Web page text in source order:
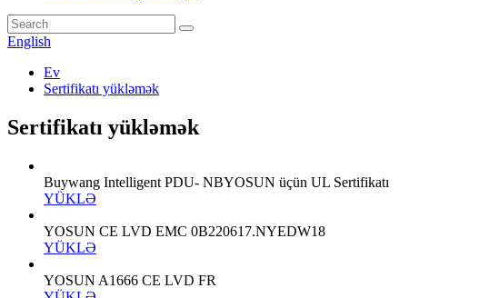
English
Ev
Sertifikatı yükləmək
Sertifikatı yükləmək
Buywang Intelligent PDU- NBYOSUN üçün UL Sertifikatı
YÜKLƏ
YOSUN CE LVD EMC 0B220617.NYEDW18
YÜKLƏ
YOSUN A1666 CE LVD FR